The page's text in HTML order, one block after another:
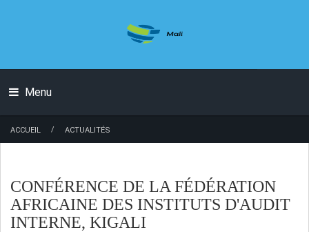
Menu
ACCUEIL / ACTUALITÉS
CONFÉRENCE DE LA FÉDÉRATION
AFRICAINE DES INSTITUTS D'AUDIT
INTERNE, KIGALI